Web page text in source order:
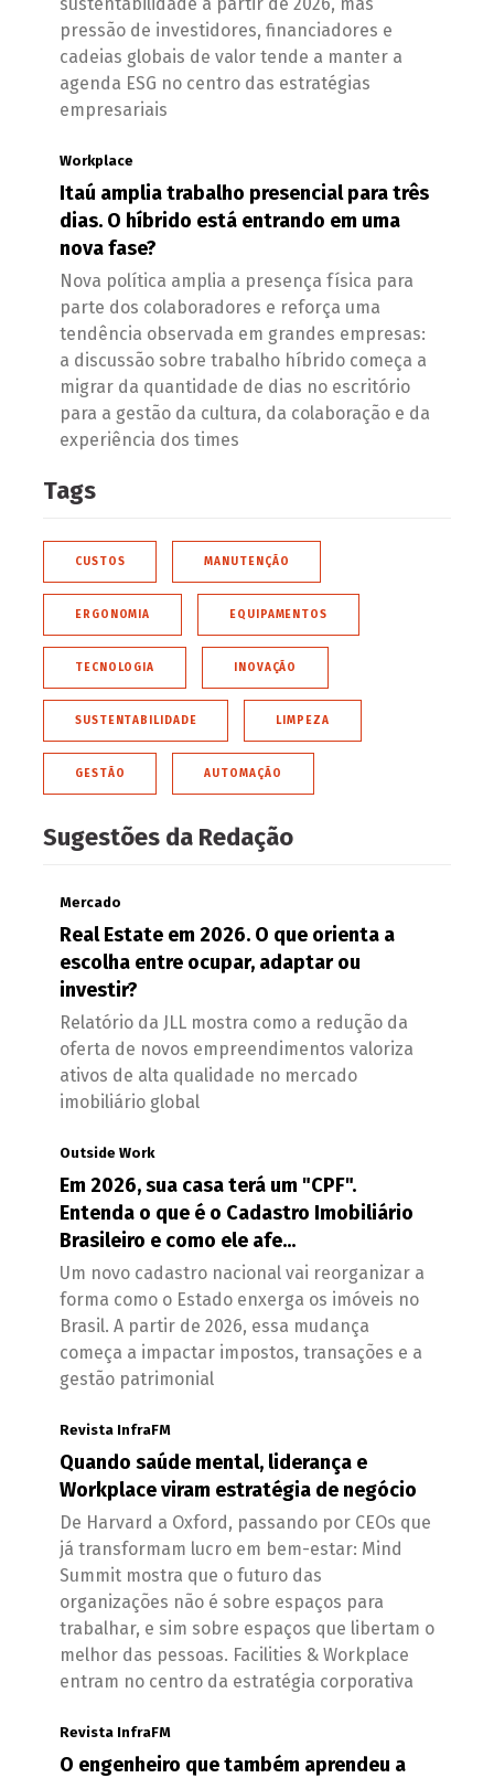
pressão de investidores, financiadores e
cadeias globais de valor tende a manter a
agenda ESG no centro das estratégias
empresariais
Workplace
Itaú amplia trabalho presencial para três
dias. O híbrido está entrando em uma
nova fase?
Nova política amplia a presença física para
parte dos colaboradores e reforça uma
tendência observada em grandes empresas:
a discussão sobre trabalho híbrido começa a
migrar da quantidade de dias no escritório
para a gestão da cultura, da colaboração e da
experiência dos times
Tags
CUSTOS MANUTENÇÃO
ERGONOMIA EQUIPAMENTOS
TECNOLOGIA INOVAÇÃO
SUSTENTABILIDADE LIMPEZA
GESTÃO AUTOMAÇÃO
Sugestões da Redação
Mercado
Real Estate em 2026. O que orienta a
escolha entre ocupar, adaptar ou
investir?
Relatório da JLL mostra como a redução da
oferta de novos empreendimentos valoriza
ativos de alta qualidade no mercado
imobiliário global
Outside Work
Em 2026, sua casa terá um "CPF".
Entenda o que é o Cadastro Imobiliário
Brasileiro e como ele afe...
Um novo cadastro nacional vai reorganizar a
forma como o Estado enxerga os imóveis no
Brasil. A partir de 2026, essa mudança
começa a impactar impostos, transações e a
gestão patrimonial
Revista InfraFM
Quando saúde mental, liderança e
Workplace viram estratégia de negócio
De Harvard a Oxford, passando por CEOs que
já transformam lucro em bem-estar: Mind
Summit mostra que o futuro das
organizações não é sobre espaços para
trabalhar, e sim sobre espaços que libertam o
melhor das pessoas. Facilities & Workplace
entram no centro da estratégia corporativa
Revista InfraFM
O engenheiro que também aprendeu a